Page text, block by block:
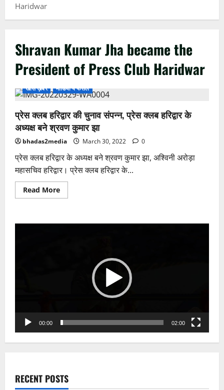
Haridwar
Shravan Kumar Jha became the
President of Press Club Haridwar
खास ख़बर मीडिया पे फैसले
प्रेस क्लब हरिद्वार की चुनाव संपन्न, प्रेस क्लब हरिद्वार के
अध्यक्ष बने श्रवण कुमार झा
bhadas2media March 30, 2022 0
प्रेस क्लब हरिद्वार के अध्यक्ष बने श्रवण कुमार झा, अश्विनी अरोड़ा
महासचिव हरिद्वार। प्रेस क्लब हरिद्वार के...
Read MoreRead
more
हरिद्वार
00:00 02:00
RECENT POSTS